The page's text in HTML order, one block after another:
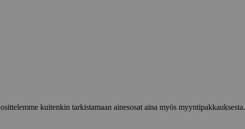
kuitenkin tarkistamaan ainesosat aina myös myyntipakkauksesta.